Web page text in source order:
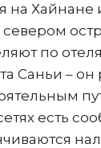
на
по
Саньи –
есть